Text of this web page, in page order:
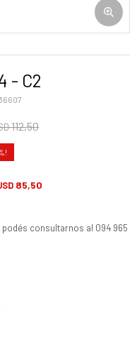
- C2
112,50
85,50
consultarnos al 094 965